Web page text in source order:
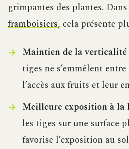
grimpantes des plantes. Dans
framboisiers, cela présente
Maintien de la verticalité
tiges ne s’emmêlent
l’accès aux fruits et leur
Meilleure exposition à la
les tiges sur une surface
favorise l’exposition au